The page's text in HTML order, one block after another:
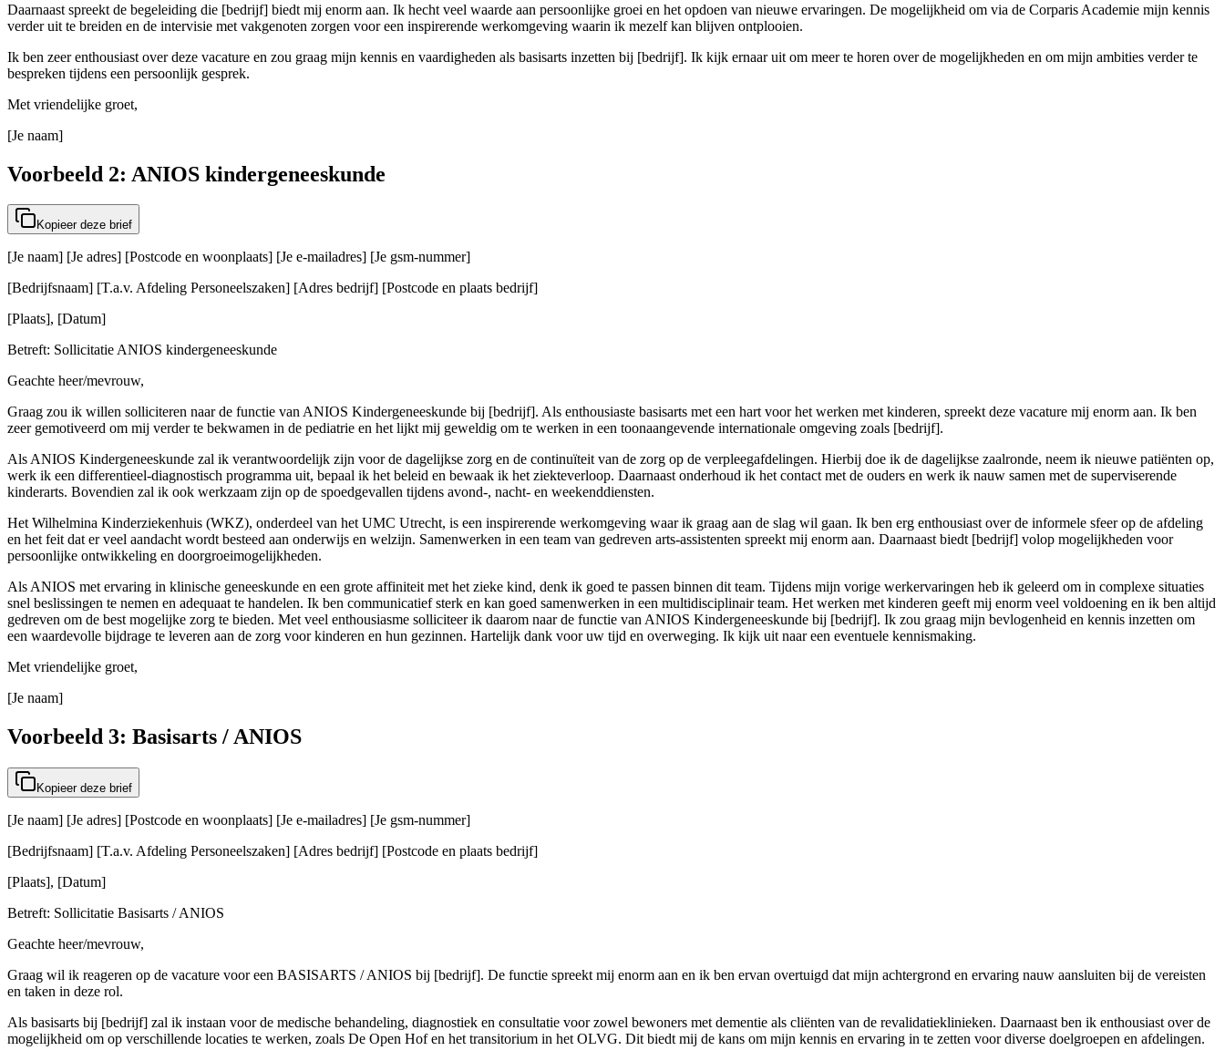
Daarnaast spreekt de begeleiding die [bedrijf] biedt mij enorm aan. Ik hecht veel waarde aan persoonlijke groei en het opdoen van nieuwe ervaringen. De mogelijkheid om via de Corparis Academie mijn kennis
verder uit te breiden en de intervisie met vakgenoten zorgen voor een inspirerende werkomgeving waarin ik mezelf kan blijven ontplooien.
Ik ben zeer enthousiast over deze vacature en zou graag mijn kennis en vaardigheden als basisarts inzetten bij [bedrijf]. Ik kijk ernaar uit om meer te horen over de mogelijkheden en om mijn ambities verder te
bespreken tijdens een persoonlijk gesprek.
Met vriendelijke groet,
[Je naam]
Voorbeeld 2: ANIOS kindergeneeskunde
Kopieer deze brief
[Je naam] [Je adres] [Postcode en woonplaats] [Je e-mailadres] [Je gsm-nummer]
[Bedrijfsnaam] [T.a.v. Afdeling Personeelszaken] [Adres bedrijf] [Postcode en plaats bedrijf]
[Plaats], [Datum]
Betreft: Sollicitatie ANIOS kindergeneeskunde
Geachte heer/mevrouw,
Graag zou ik willen solliciteren naar de functie van ANIOS Kindergeneeskunde bij [bedrijf]. Als enthousiaste basisarts met een hart voor het werken met kinderen, spreekt deze vacature mij enorm aan. Ik ben
zeer gemotiveerd om mij verder te bekwamen in de pediatrie en het lijkt mij geweldig om te werken in een toonaangevende internationale omgeving zoals [bedrijf].
Als ANIOS Kindergeneeskunde zal ik verantwoordelijk zijn voor de dagelijkse zorg en de continuïteit van de zorg op de verpleegafdelingen. Hierbij doe ik de dagelijkse zaalronde, neem ik nieuwe patiënten op,
werk ik een differentieel-diagnostisch programma uit, bepaal ik het beleid en bewaak ik het ziekteverloop. Daarnaast onderhoud ik het contact met de ouders en werk ik nauw samen met de superviserende
kinderarts. Bovendien zal ik ook werkzaam zijn op de spoedgevallen tijdens avond-, nacht- en weekenddiensten.
Het Wilhelmina Kinderziekenhuis (WKZ), onderdeel van het UMC Utrecht, is een inspirerende werkomgeving waar ik graag aan de slag wil gaan. Ik ben erg enthousiast over de informele sfeer op de afdeling
en het feit dat er veel aandacht wordt besteed aan onderwijs en welzijn. Samenwerken in een team van gedreven arts-assistenten spreekt mij enorm aan. Daarnaast biedt [bedrijf] volop mogelijkheden voor
persoonlijke ontwikkeling en doorgroeimogelijkheden.
Als ANIOS met ervaring in klinische geneeskunde en een grote affiniteit met het zieke kind, denk ik goed te passen binnen dit team. Tijdens mijn vorige werkervaringen heb ik geleerd om in complexe situaties
snel beslissingen te nemen en adequaat te handelen. Ik ben communicatief sterk en kan goed samenwerken in een multidisciplinair team. Het werken met kinderen geeft mij enorm veel voldoening en ik ben altijd
gedreven om de best mogelijke zorg te bieden. Met veel enthousiasme solliciteer ik daarom naar de functie van ANIOS Kindergeneeskunde bij [bedrijf]. Ik zou graag mijn bevlogenheid en kennis inzetten om
een waardevolle bijdrage te leveren aan de zorg voor kinderen en hun gezinnen. Hartelijk dank voor uw tijd en overweging. Ik kijk uit naar een eventuele kennismaking.
Met vriendelijke groet,
[Je naam]
Voorbeeld 3: Basisarts / ANIOS
Kopieer deze brief
[Je naam] [Je adres] [Postcode en woonplaats] [Je e-mailadres] [Je gsm-nummer]
[Bedrijfsnaam] [T.a.v. Afdeling Personeelszaken] [Adres bedrijf] [Postcode en plaats bedrijf]
[Plaats], [Datum]
Betreft: Sollicitatie Basisarts / ANIOS
Geachte heer/mevrouw,
Graag wil ik reageren op de vacature voor een BASISARTS / ANIOS bij [bedrijf]. De functie spreekt mij enorm aan en ik ben ervan overtuigd dat mijn achtergrond en ervaring nauw aansluiten bij de vereisten
en taken in deze rol.
Als basisarts bij [bedrijf] zal ik instaan voor de medische behandeling, diagnostiek en consultatie voor zowel bewoners met dementie als cliënten van de revalidatieklinieken. Daarnaast ben ik enthousiast over de
mogelijkheid om op verschillende locaties te werken, zoals De Open Hof en het transitorium in het OLVG. Dit biedt mij de kans om mijn kennis en ervaring in te zetten voor diverse doelgroepen en afdelingen.